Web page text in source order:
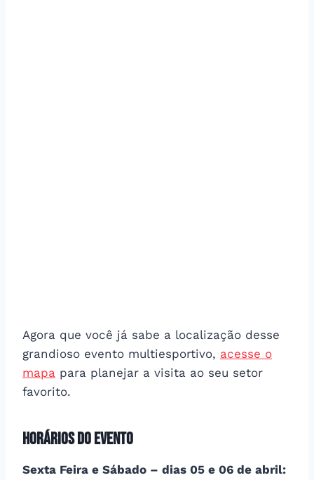
Agora que você já sabe a localização desse
grandioso evento multiesportivo, acesse o
mapa para planejar a visita ao seu setor
favorito.
Horários do Evento
Sexta Feira e Sábado – dias 05 e 06 de abril: